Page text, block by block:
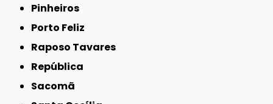
Pinheiros
Porto Feliz
Raposo Tavares
República
Sacomã